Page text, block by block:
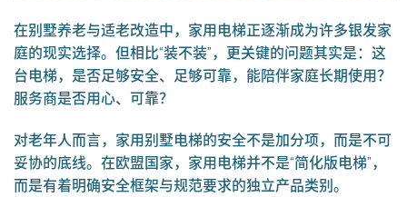
在别墅养老与适老改造中，家用电梯正逐渐成为许多银发家
庭的现实选择。但相比“装不装”，更关键的问题其实是：这
台电梯，是否足够安全、足够可靠，能陪伴家庭长期使用？
服务商是否用心、可靠？
对老年人而言，家用别墅电梯的安全不是加分项，而是不可
妥协的底线。在欧盟国家，家用电梯并不是“简化版电梯”，
而是有着明确安全框架与规范要求的独立产品类别。